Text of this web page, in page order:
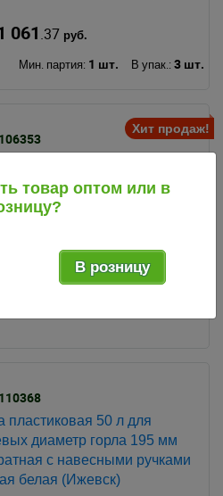
061.37 руб.
Мин. партия: 1 шт. В упак.: 3 шт.
Хит продаж!
106353
диаметр горла 215 мм
с навесными ручками
.54руб.
110368
пластиковая 50 л для
диаметр горла 195 мм
с навесными ручками
белая (Ижевск)
товар оптом или в
В розницу